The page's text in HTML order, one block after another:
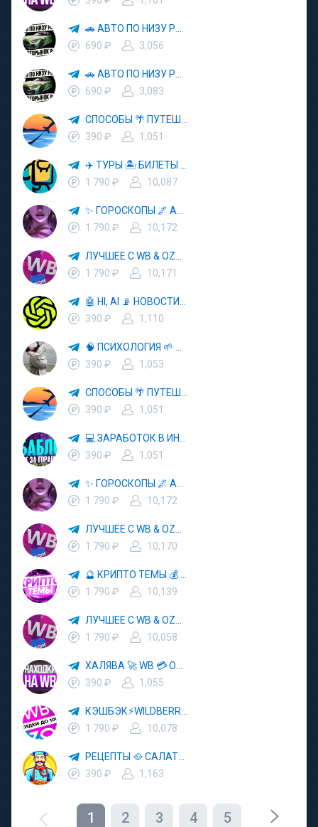
690 ₽
3,056
690 ₽
3,083
390 ₽
1,051
1 790 ₽
10,087
1 790 ₽
10,172
1 790 ₽
10,171
390 ₽
1,110
390 ₽
1,053
390 ₽
1,051
390 ₽
1,051
1 790 ₽
10,172
1 790 ₽
10,170
1 790 ₽
10,139
1 790 ₽
10,058
390 ₽
1,055
1 790 ₽
10,078
390 ₽
1,163
1 2 3 4 5